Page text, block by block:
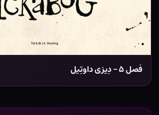
فصل ۵ – دِیزی داوتِیل